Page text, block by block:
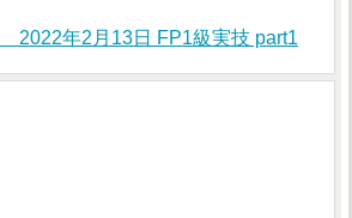
2022年2月13日 FP1級実技 part1